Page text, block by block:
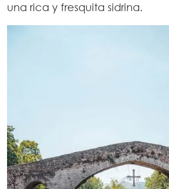
una rica y fresquita sidrina.